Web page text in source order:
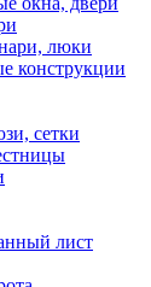
люки
конструкции
сетки
лист